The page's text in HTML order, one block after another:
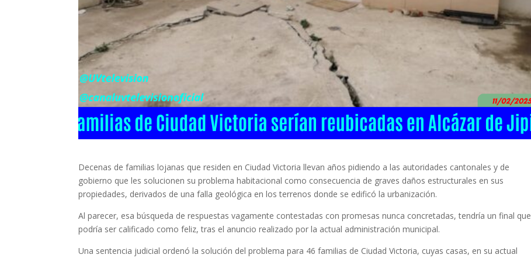
Decenas de familias lojanas que residen en Ciudad Victoria llevan años pidiendo a las autoridades cantonales y de
gobierno que les solucionen su problema habitacional como consecuencia de graves daños estructurales en sus
propiedades, derivados de una falla geológica en los terrenos donde se edificó la urbanización.
Al parecer, esa búsqueda de respuestas vagamente contestadas con promesas nunca concretadas, tendría un final que
podría ser calificado como feliz, tras el anuncio realizado por la actual administración municipal.
Una sentencia judicial ordenó la solución del problema para 46 familias de Ciudad Victoria, cuyas casas, en su actual